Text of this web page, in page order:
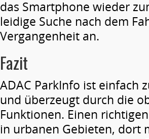
das Smartphone wieder
leidige Suche nach dem
Vergangenheit an.
Fazit
ADAC ParkInfo ist einfach
und überzeugt durch die
Funktionen. Einen
in urbanen Gebieten, dort